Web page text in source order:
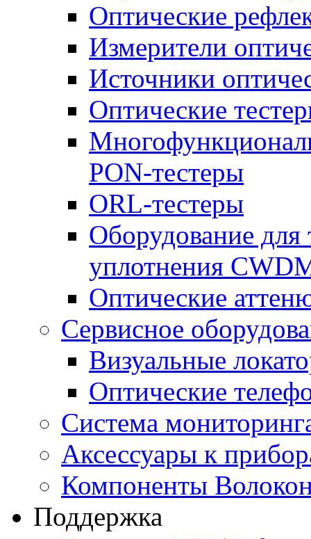
Оптические
Измерители
Источники
Оптические
PON-тестеры
ORL-тестеры
Оборудование для
уплотнения
Оптические
Сервисное
Визуальные
Оптические
Система
Аксессуары к
Компоненты
Поддержка